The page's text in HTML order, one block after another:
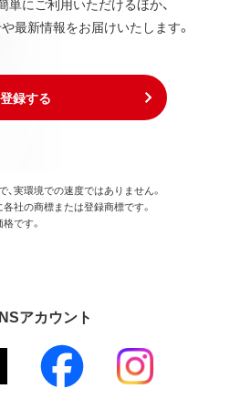
にご利用いただけるほか、
最新情報をお届けいたします。
登録する
実環境での速度ではありません。
社の商標または登録商標です。
です。
アカウント